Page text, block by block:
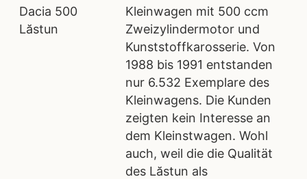
Dacia 500
Lăstun
Kleinwagen mit 500 ccm
Zweizylindermotor und
Kunststoffkarosserie. Von
1988 bis 1991 entstanden
nur 6.532 Exemplare des
Kleinwagens. Die Kunden
zeigten kein Interesse an
dem Kleinstwagen. Wohl
auch, weil die die Qualität
des Lăstun als